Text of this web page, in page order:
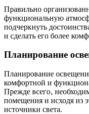
Правильно
функциональную
подчеркнуть
и сделать его более
Планирование
Планирование
комфортной и
Прежде всего‚
помещения и исходя из
источники света.